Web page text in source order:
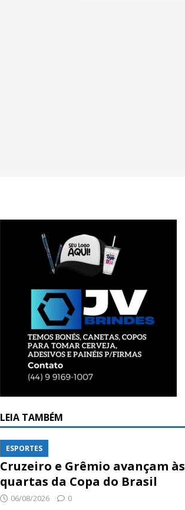
LEIA TAMBÉM
ESPORTES
Cruzeiro e Grêmio avançam às
quartas da Copa do Brasil
06/08/2026 0